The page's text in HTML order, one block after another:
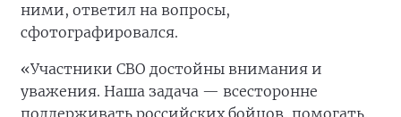
ними, ответил на вопросы,
сфотографировался.
«Участники СВО достойны внимания и
уважения. Наша задача — всесторонне
поддерживать российских бойцов, помогать,